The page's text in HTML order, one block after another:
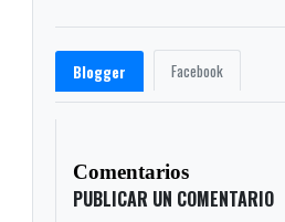
Blogger Facebook
Comentarios
PUBLICAR UN COMENTARIO